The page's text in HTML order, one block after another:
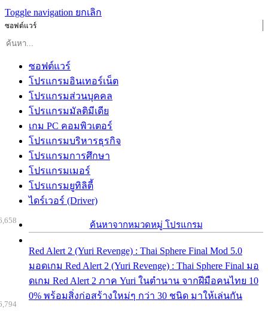
Toggle navigation ยกเลิก
ซอฟต์แวร์
ซอฟต์แวร์
โปรแกรมอินเทอร์เน็ต
โปรแกรมส่วนบุคคล
โปรแกรมมัลติมีเดีย
เกม PC คอมพิวเตอร์
โปรแกรมบริหารธุรกิจ
โปรแกรมการศึกษา
โปรแกรมเมอร์
โปรแกรมยูทิลิตี้
ไดร์เวอร์ (Driver)
ค้นหาจากหมวดหมู่ โปรแกรม
Red Alert 2 (Yuri Revenge) : Thai Sphere Final Mod 5.0
มอดเกม Red Alert 2 (Yuri Revenge) : Thai Sphere Final มอ
ดเกม Red Alert 2 ภาค Yuri ในตำนาน จากฝีมือคนไทย 10
0% พร้อมสิ่งก่อสร้างใหม่ๆ กว่า 30 ชนิด มาให้เล่นกัน